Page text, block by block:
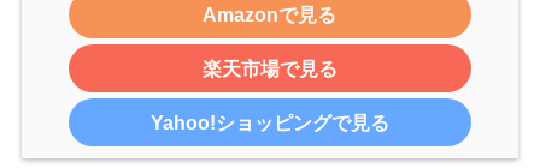
Amazonで見る
楽天市場で見る
Yahoo!ショッピングで見る